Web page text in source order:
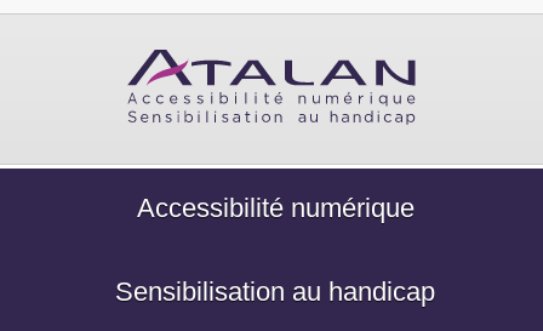
Accessibilité numérique
Sensibilisation au handicap